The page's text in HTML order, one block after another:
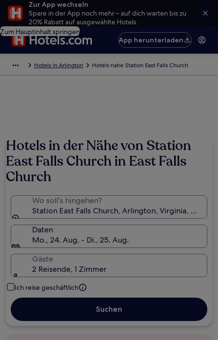
Zur App wechseln
Spare in der App noch mehr – auf dich warten bis zu
20% Rabatt auf ausgewählte Hotels.
Zum Hauptinhalt springen
App herunterladen
Hotels in Arlington Hotels nahe Station East Falls Church
Hotels in der Nähe von Station
East Falls Church in East Falls
Church
Wo soll’s hingehen?
Station East Falls Church, Arlington, Virginia, USA
Daten
Mo., 24. Aug. - Di., 25. Aug.
Gäste
2 Reisende, 1 Zimmer
Ich reise geschäftlich
Suchen